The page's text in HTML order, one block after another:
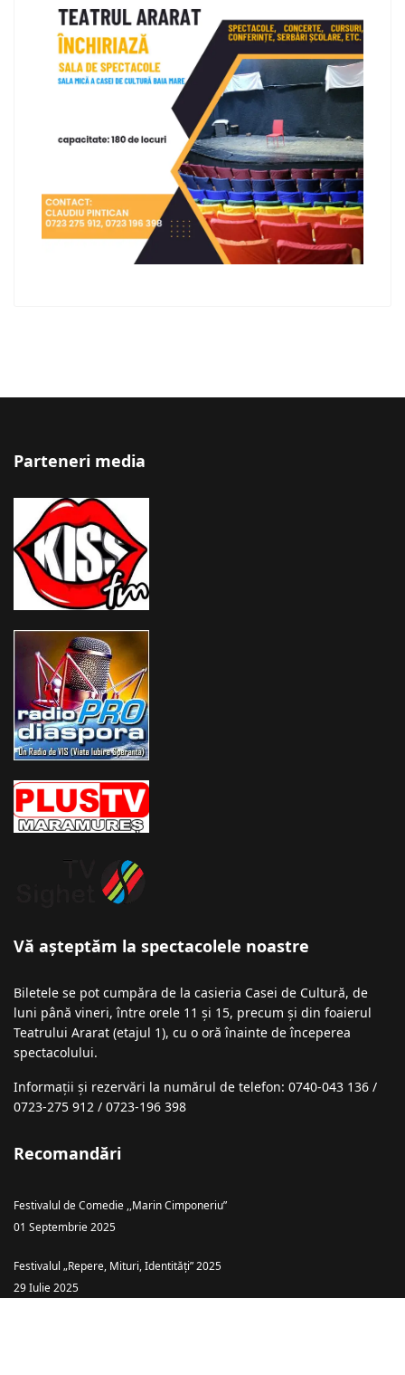
Parteneri media
Vă așteptăm la spectacolele noastre
Biletele se pot cumpăra de la casieria Casei de Cultură, de
luni până vineri, între orele 11 și 15, precum și din foaierul
Teatrului Ararat (etajul 1), cu o oră înainte de începerea
spectacolului.
Informații şi rezervări la numărul de telefon: 0740-043 136 /
0723-275 912 / 0723-196 398
Recomandări
Festivalul de Comedie ,,Marin Cimponeriu”
01 Septembrie 2025
Festivalul „Repere, Mituri, Identități” 2025
29 Iulie 2025